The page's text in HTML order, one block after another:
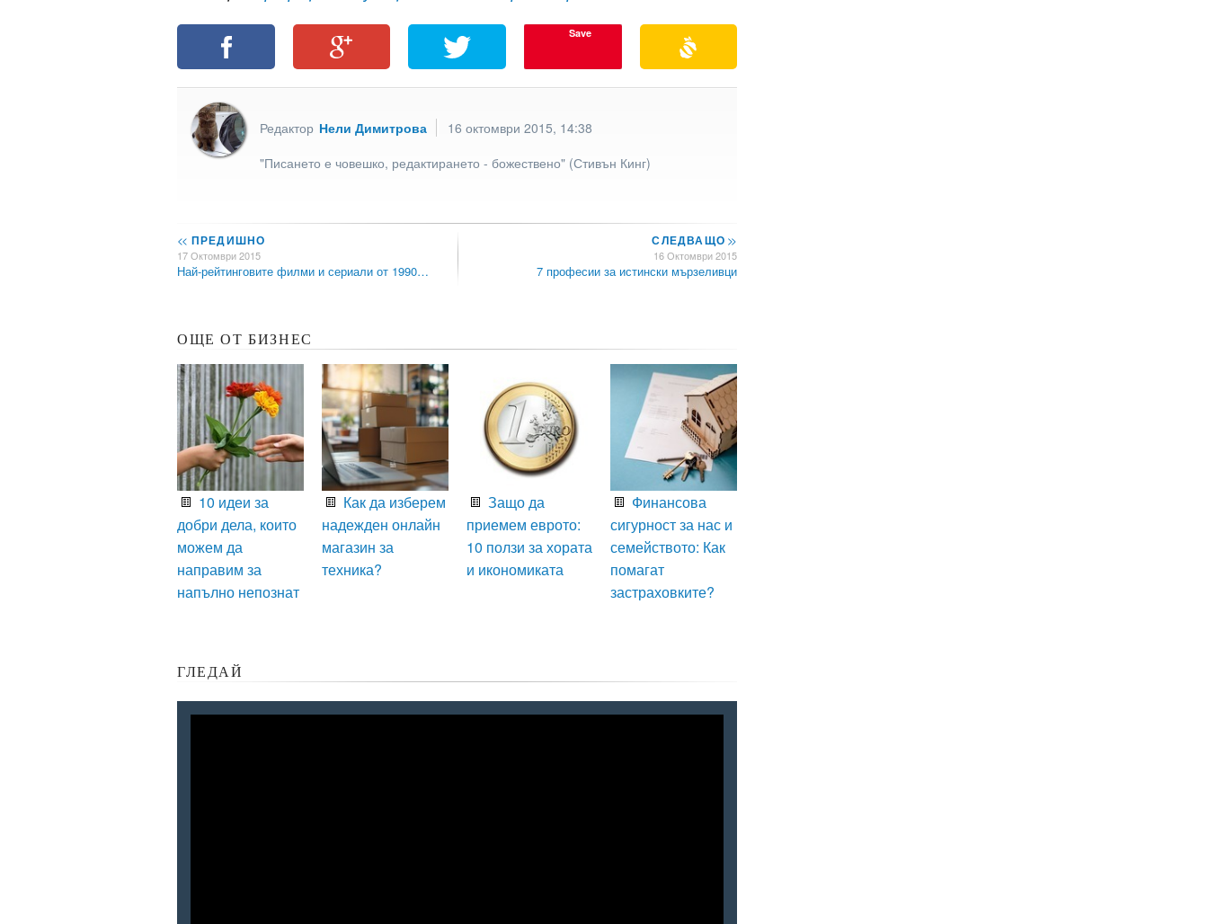
Save
Редактор Нели Димитрова
16 октомври 2015, 14:38
"Писането е човешко, редактирането - божествено" (Стивън Кинг)
<< ПРЕДИШНО
17 Октомври 2015
Най-рейтинговите филми и сериали от 1990…
СЛЕДВАЩО>>
16 Октомври 2015
7 професии за истински мързеливци
ОЩЕ ОТ БИЗНЕС
10 идеи за
добри дела, които
можем да
направим за
напълно непознат
Как да изберем
надежден онлайн
магазин за
техника?
Защо да
приемем еврото:
10 ползи за хората
и икономиката
Финансова
сигурност за нас и
семейството: Как
помагат
застраховките?
ГЛЕДАЙ